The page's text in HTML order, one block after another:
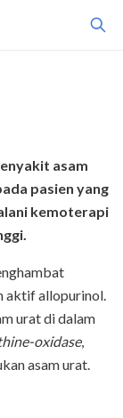
asam
pasien yang
kemoterapi
aktif allopurinol.
urat di dalam
oxidase,
asam urat.